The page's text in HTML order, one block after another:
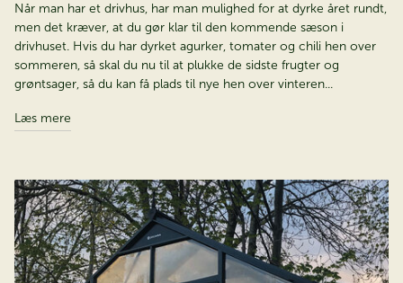
Når man har et drivhus, har man mulighed for at dyrke året rundt,
men det kræver, at du gør klar til den kommende sæson i
drivhuset. Hvis du har dyrket agurker, tomater og chili hen over
sommeren, så skal du nu til at plukke de sidste frugter og
grøntsager, så du kan få plads til nye hen over vinteren...
Læs mere